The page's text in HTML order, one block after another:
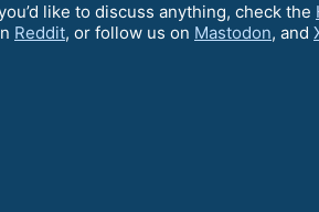
like to discuss anything, check the
Reddit, or follow us on Mastodon, and